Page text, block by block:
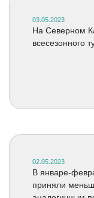
03.05.2023
На Северном
всесезонного
02.05.2023
В январе-
приняли